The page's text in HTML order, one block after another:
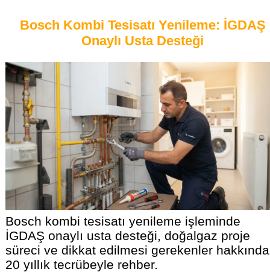
Bosch Kombi Tesisatı Yenileme: İGDAŞ
Onaylı Usta Desteği
Bosch kombi tesisatı yenileme işleminde
İGDAŞ onaylı usta desteği, doğalgaz proje
süreci ve dikkat edilmesi gerekenler hakkında
20 yıllık tecrübeyle rehber.